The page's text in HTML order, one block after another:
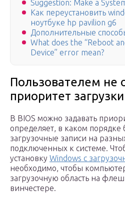
Suggestion: Make a
Как переустановить
ноутбуке hp pavilion g6
Дополнительные
What does the “Reboot
Device” error mean?
Пользователем не
приоритет
В BIOS можно задавать
определяет, в каком порядке
загрузочные записи на
подключенных к системе.
установку Windows с
необходимо, чтобы
загрузочную область на
винчестере.